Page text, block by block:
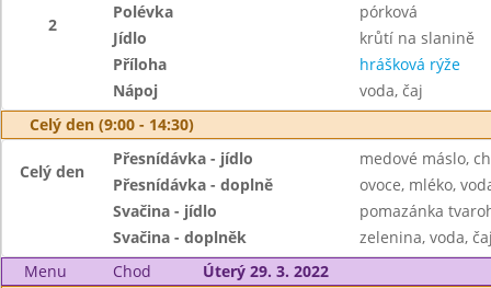
2
Polévka
pórková
Jídlo
krůtí na slanině
Příloha
hrášková rýže
Nápoj
voda, čaj
Celý den (9:00 - 14:30)
Celý den
Přesnídávka - jídlo
medové máslo,
Přesnídávka - doplně
ovoce, mléko,
Svačina - jídlo
pomazánka
Svačina - doplněk
zelenina, voda,
Menu
Chod
Úterý 29. 3. 2022